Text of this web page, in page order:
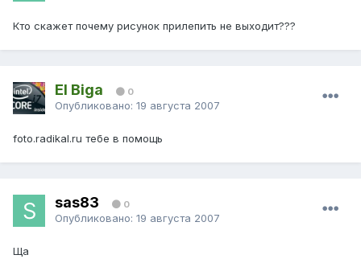
Кто скажет почему рисунок прилепить не выходит???
El Biga 0
Опубликовано: 19 августа 2007
foto.radikal.ru тебе в помощь
sas83 0
Опубликовано: 19 августа 2007
Ща